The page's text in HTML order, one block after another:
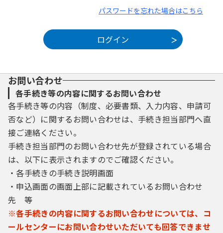
パスワードを忘れた場合はこちら
お問い合わせ
各手続き等の内容に関するお問い合わせ
各手続き等の内容（制度、必要書類、入力内容、申請可
否など）に関するお問い合わせは、手続き担当部門へ直
接ご連絡ください。
手続き担当部門のお問い合わせ先が登録されている場合
は、以下に表示されますのでご確認ください。
・各手続きの手続き説明画面
・申込画面の画面上部に記載されているお問い合わせ
先 等
※各手続きの内容に関するお問い合わせについては、コ
ールセンターにお問い合わせいただいても回答できませ